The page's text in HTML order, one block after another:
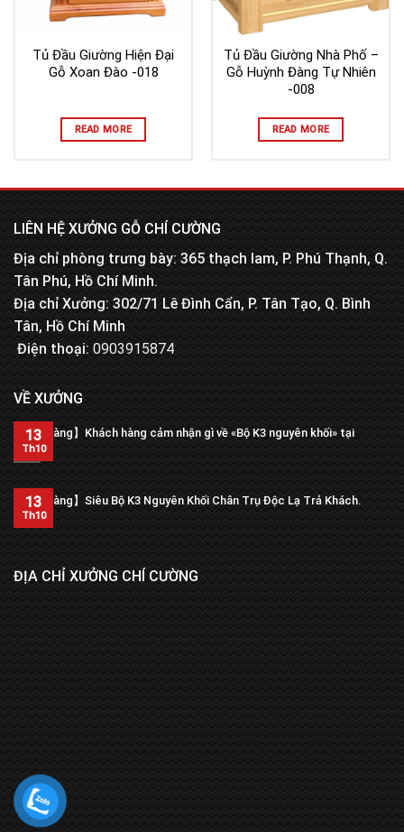
Tủ Đầu Giường Hiện Đại
Gỗ Xoan Đào -018
READ MORE
Tủ Đầu Giường Nhà Phố –
Gỗ Huỳnh Đàng Tự Nhiên
-008
READ MORE
LIÊN HỆ XƯỞNG GỖ CHÍ CƯỜNG
Địa chỉ phòng trưng bày: 365 thạch lam, P. Phú Thạnh, Q.
Tân Phú, Hồ Chí Minh.
Địa chỉ Xưởng: 302/71 Lê Đình Cẩn, P. Tân Tạo, Q. Bình
Tân, Hồ Chí Minh
Điện thoại:0903915874
VỀ XƯỞNG
【Trả hàng】Khách hàng cảm nhận gì về «Bộ K3 nguyên khối» tại
xưởng?
13
Th10
【Trả hàng】Siêu Bộ K3 Nguyên Khối Chân Trụ Độc Lạ Trả Khách.
13
Th10
ĐỊA CHỈ XƯỞNG CHÍ CƯỜNG